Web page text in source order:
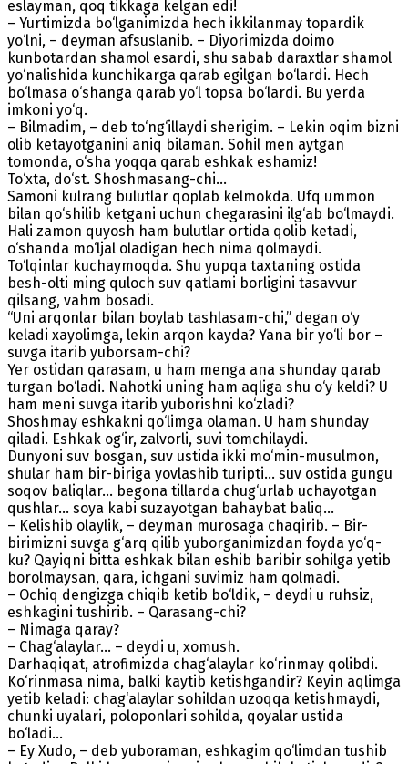
eslayman, qoq tikkaga kelgan edi!
– Yurtimizda bo‘lganimizda hech ikkilanmay topardik
yo‘lni, – deyman afsuslanib. – Diyorimizda doimo
kunbotardan shamol esardi, shu sabab daraxtlar shamol
yo‘nalishida kunchikarga qarab egilgan bo‘lardi. Hech
bo‘lmasa o‘shanga qarab yo‘l topsa bo‘lardi. Bu yerda
imkoni yo‘q.
– Bilmadim, – deb to‘ng‘illaydi sherigim. – Lekin oqim bizni
olib ketayotganini aniq bilaman. Sohil men aytgan
tomonda, o‘sha yoqqa qarab eshkak eshamiz!
To‘xta, do‘st. Shoshmasang-chi...
Samoni kulrang bulutlar qoplab kelmokda. Ufq ummon
bilan qo‘shilib ketgani uchun chegarasini ilg‘ab bo‘lmaydi.
Hali zamon quyosh ham bulutlar ortida qolib ketadi,
o‘shanda mo‘ljal oladigan hech nima qolmaydi.
To‘lqinlar kuchaymoqda. Shu yupqa taxtaning ostida
besh-olti ming quloch suv qatlami borligini tasavvur
qilsang, vahm bosadi.
“Uni arqonlar bilan boylab tashlasam-chi,” degan o‘y
keladi xayolimga, lekin arqon kayda? Yana bir yo‘li bor –
suvga itarib yuborsam-chi?
Yer ostidan qarasam, u ham menga ana shunday qarab
turgan bo‘ladi. Nahotki uning ham aqliga shu o‘y keldi? U
ham meni suvga itarib yuborishni ko‘zladi?
Shoshmay eshkakni qo‘limga olaman. U ham shunday
qiladi. Eshkak og‘ir, zalvorli, suvi tomchilaydi.
Dunyoni suv bosgan, suv ustida ikki mo‘min-musulmon,
shular ham bir-biriga yovlashib turipti... suv ostida gungu
soqov baliqlar... begona tillarda chug‘urlab uchayotgan
qushlar... soya kabi suzayotgan bahaybat baliq...
– Kelishib olaylik, – deyman murosaga chaqirib. – Bir-
birimizni suvga g‘arq qilib yuborganimizdan foyda yo‘q-
ku? Qayiqni bitta eshkak bilan eshib baribir sohilga yetib
borolmaysan, qara, ichgani suvimiz ham qolmadi.
– Ochiq dengizga chiqib ketib bo‘ldik, – deydi u ruhsiz,
eshkagini tushirib. – Qarasang-chi?
– Nimaga qaray?
– Chag‘alaylar... – deydi u, xomush.
Darhaqiqat, atrofimizda chag‘alaylar ko‘rinmay qolibdi.
Ko‘rinmasa nima, balki kaytib ketishgandir? Keyin aqlimga
yetib keladi: chag‘alaylar sohildan uzoqqa ketishmaydi,
chunki uyalari, poloponlari sohilda, qoyalar ustida
bo‘ladi...
– Ey Xudo, – deb yuboraman, eshkagim qo‘limdan tushib